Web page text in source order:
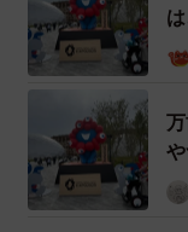
賢島駅にて。志摩線